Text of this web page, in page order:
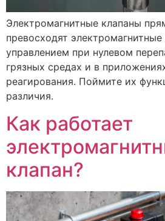
Электромагнитные клапаны
превосходят
управлением при нулевом
грязных средах и в
реагирования. Поймите их
различия.
Как работает
клапан?